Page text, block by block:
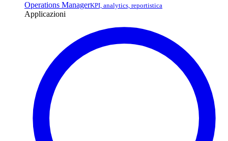
Operations ManagerKPI, analytics, reportistica
Applicazioni